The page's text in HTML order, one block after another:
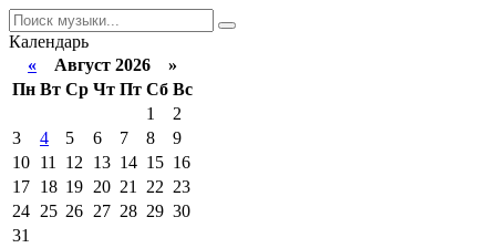
Календарь
« Август 2026 »
Пн Вт Ср Чт Пт Сб Вс
1
2
3
4 5 6 7 8
9
10 11 12 13 14 15 16
17 18 19 20 21 22 23
24 25 26 27 28 29 30
31